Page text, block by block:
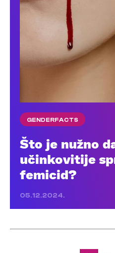
GENDERFACTS
Što je nužno
učinkovitije
femicid?
05.12.2024.